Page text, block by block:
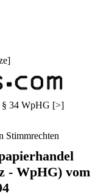
]
§ 34 WpHG [>]
Stimmrechten
- WpHG) vom